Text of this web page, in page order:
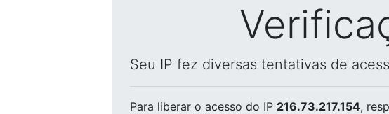
Seu IP fez diversas tentativas de
Para liberar o acesso do IP 216.73.217.154,